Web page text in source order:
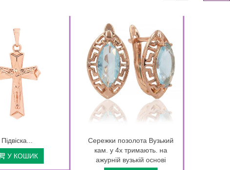
Підвіска...
У КОШИК
Сережки позолота Вузький
кам. у 4х тримають. на
ажурній вузькій основі